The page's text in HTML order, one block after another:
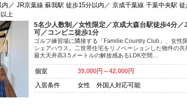
／ JR京葉線 蘇我駅 徒歩15分以内／ 京成千葉線 千葉中央駅
上
5名少人数制／女性限定／京成大森台駅徒歩4分／
可／コンビニ徒歩1分
ゴルフ練習場に隣接する「Familie Country Club」、女性
シェアハウス。二世帯住宅をリノベーションした物件の
最大天井高3.5メートルの解放感あるLDK空間…
個室 39,000円～42,000円
入居条件 女性 外国人対応可能